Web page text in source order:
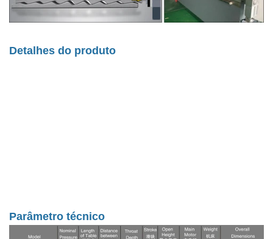
Detalhes do produto
Parâmetro técnico